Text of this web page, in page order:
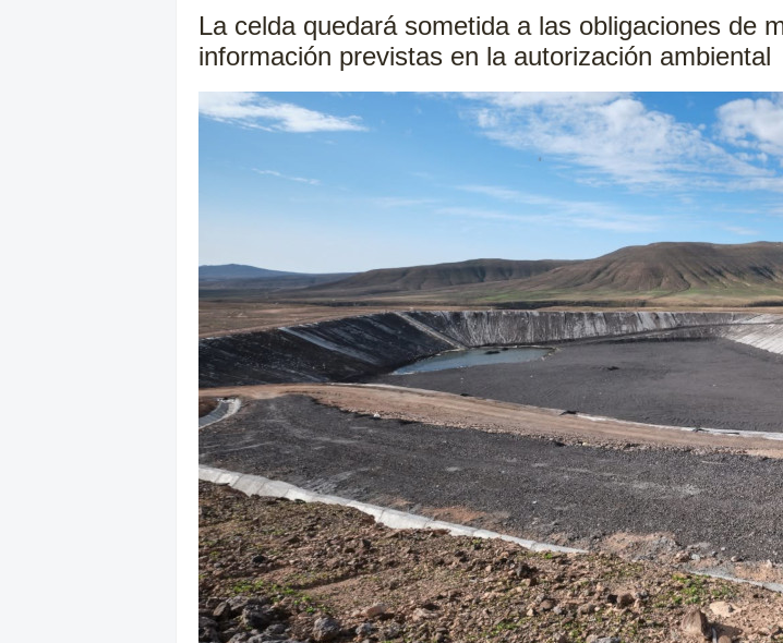
La celda quedará sometida a las obligaciones de
información previstas en la autorización ambiental